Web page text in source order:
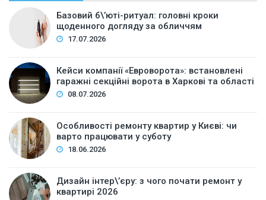
Базовий б\’юті-ритуал: головні кроки
щоденного догляду за обличчям
17.07.2026
Кейси компанії «Евроворота»: встановлені
гаражні секційні ворота в Харкові та області
08.07.2026
Особливості ремонту квартир у Києві: чи
варто працювати у суботу
18.06.2026
Дизайн інтер\’єру: з чого почати ремонт у
квартирі 2026